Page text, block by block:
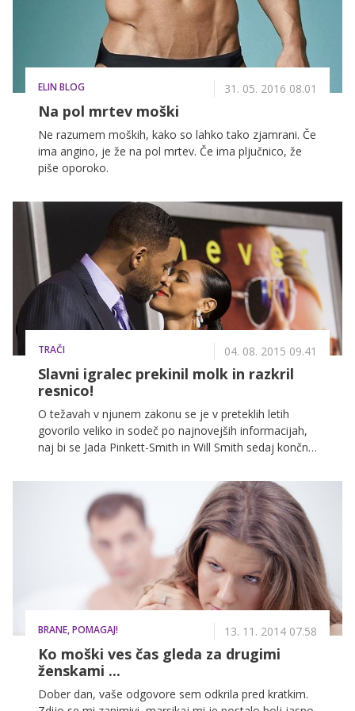
srceparajočem pismu, ki ga je objavila na svojem
Facebook profilu zapisala Ashley. Tega je do danes
delilo več kot 431 tisoč ljudi.
ELIN BLOG 31. 05. 2016 08.01
Na pol mrtev moški
Ne razumem moških, kako so lahko tako zjamrani. Če
ima angino, je že na pol mrtev. Če ima pljučnico, že
piše oporoko.
TRAČI 04. 08. 2015 09.41
Slavni igralec prekinil molk in razkril
resnico!
O težavah v njunem zakonu se je v preteklih letih
govorilo veliko in sodeč po najnovejših informacijah,
naj bi se Jada Pinkett-Smith in Will Smith sedaj končno
poročajo ameriški mediji, pa so govorice resnične?
BRANE, POMAGAJ! 13. 11. 2014 07.58
Ko moški ves čas gleda za drugimi
ženskami ...
Dober dan, vaše odgovore sem odkrila pred kratkim.